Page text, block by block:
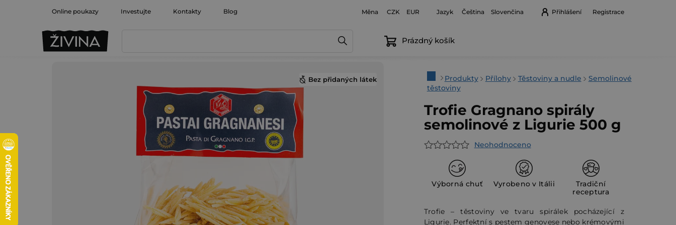
Online poukazy Investujte Kontakty Blog Měna CZK EUR Jazyk Čeština Slovenčina Přihlášení Registrace
Nákupní
Prázdný košík
DomůProdukty Přílohy Těstoviny a nudle
Semolinové
těstoviny
Trofie Gragnano spirály
semolinové z Ligurie 500 g
Průměrné
hodnocení
produktu
z
Neohodnoceno
Výborná chuť Vyrobeno v Itálii
Tradiční
receptura
Trofie – těstoviny ve tvaru spirálek pocházející z
Ligurie. Perfektní s pestem genovese nebo krémovými
Bez přidaných látek